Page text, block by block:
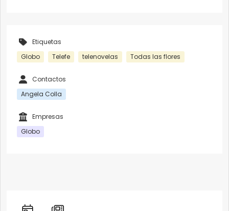
Etiquetas
Globo
Telefe telenovelas Todas las flores
Contactos
Angela Colla
Empresas
Globo